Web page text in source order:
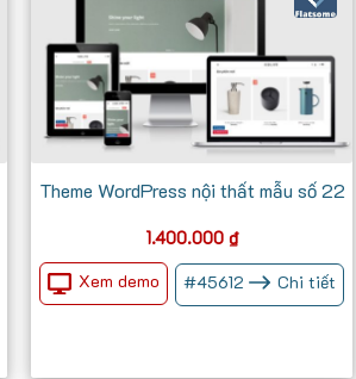
Theme WordPress nội thất mẫu số 22
1.400.000 ₫
Xem demo
#45612 Chi tiết